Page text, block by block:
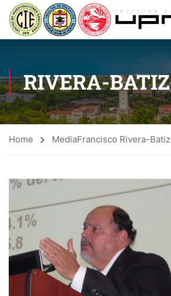
RIVERA-BATIZ
Home MediaFrancisco Rivera-Batiz